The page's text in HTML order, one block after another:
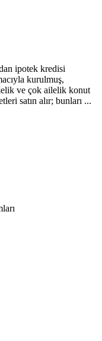
ipotek kredisi
kurulmuş,
ve çok ailelik konut
satın alır; bunları ...